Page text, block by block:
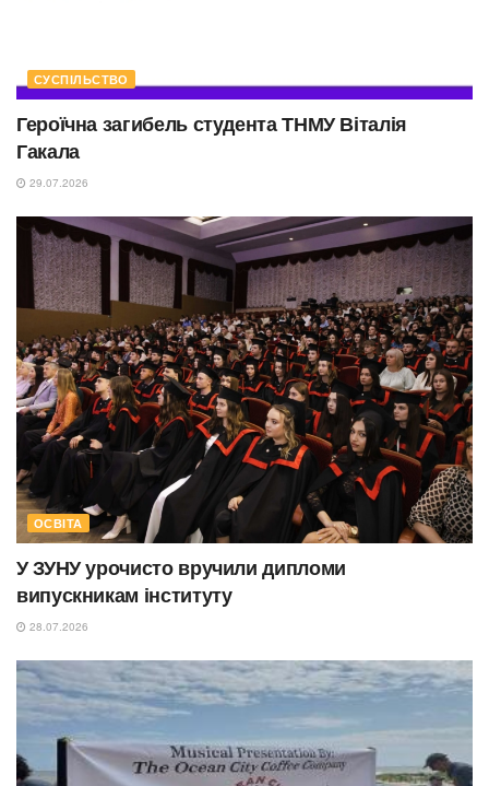
СУСПІЛЬСТВО
Героїчна загибель студента ТНМУ Віталія
Гакала
29.07.2026
ОСВІТА
У ЗУНУ урочисто вручили дипломи
випускникам інституту
28.07.2026